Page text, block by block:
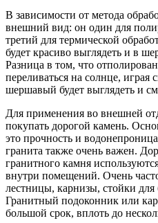
В зависимости от метода
внешний вид: он один для
третий для термической
будет красиво выглядеть и в
Разница в том, что
переливаться на солнце, играя
шершавый будет выглядеть и
Для применения во внешней
покупать дорогой камень.
это прочность и
гранита также очень важен.
гранитного камня
внутри помещений. Очень
лестницы, карнизы, стойки
Гранитный подоконник или
большой срок, вплоть до